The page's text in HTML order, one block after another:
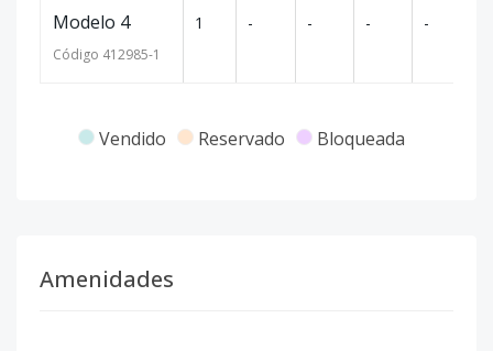
Modelo 4
Código 412985-1
1 - - - -
Vendido Reservado Bloqueada
Amenidades